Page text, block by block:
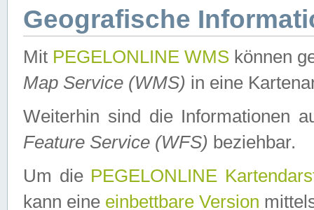
Geografische
Mit PEGELONLINE WMS können
Map Service (WMS) in eine
Weiterhin sind die Informationen
Feature Service (WFS) beziehbar.
Um die PEGELONLINE
kann eine einbettbare Version